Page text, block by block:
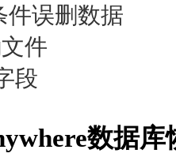
件误删数据
件
段
数据